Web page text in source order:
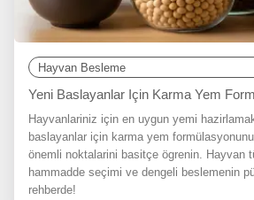
Hayvan Besleme
Yeni Baslayanlar Için Karma Yem
Hayvanlariniz için en uygun yemi
baslayanlar için karma yem
önemli noktalarini basitçe ögrenin. Hayvan
hammadde seçimi ve dengeli beslemenin
rehberde!